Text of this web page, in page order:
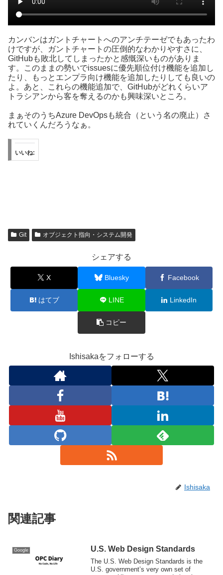
カンバンはガントチャートへのアンチテーゼでもあったわ
けですが、ガントチャートの圧倒的なわかりやすさに、
GitHubも敗北してしまったかと感慨深いものがありま
す。このままの勢いでissuesに優先順位付け機能を追加し
たり、もっとエンプラ向け機能を追加したりしても良いの
よ。あと、これらの機能追加で、GitHubがどれくらいア
トラシアンから客を奪えるのかも興味深いところ。
まぁそのうちAzure DevOpsも統合（という名の廃止）さ
れていくんだろうなぁ。
いいね:
Git オブジェクト指向・システム開発
シェアする
X Bluesky Facebook
はてブ LINE LinkedIn
コピー
Ishisakaをフォローする
Ishisaka
関連記事
Google U.S. Web Design Standards
The U.S. Web Design Standards is the
U.S. government’s very own set of